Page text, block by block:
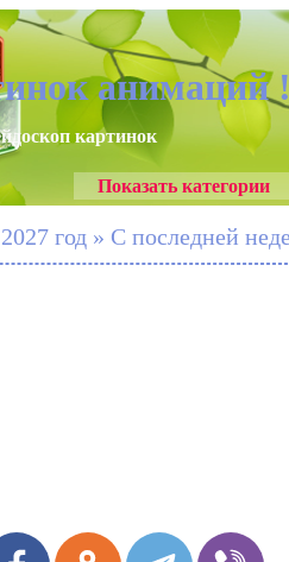
анимаций
картинок
Показать категории
год » С последней